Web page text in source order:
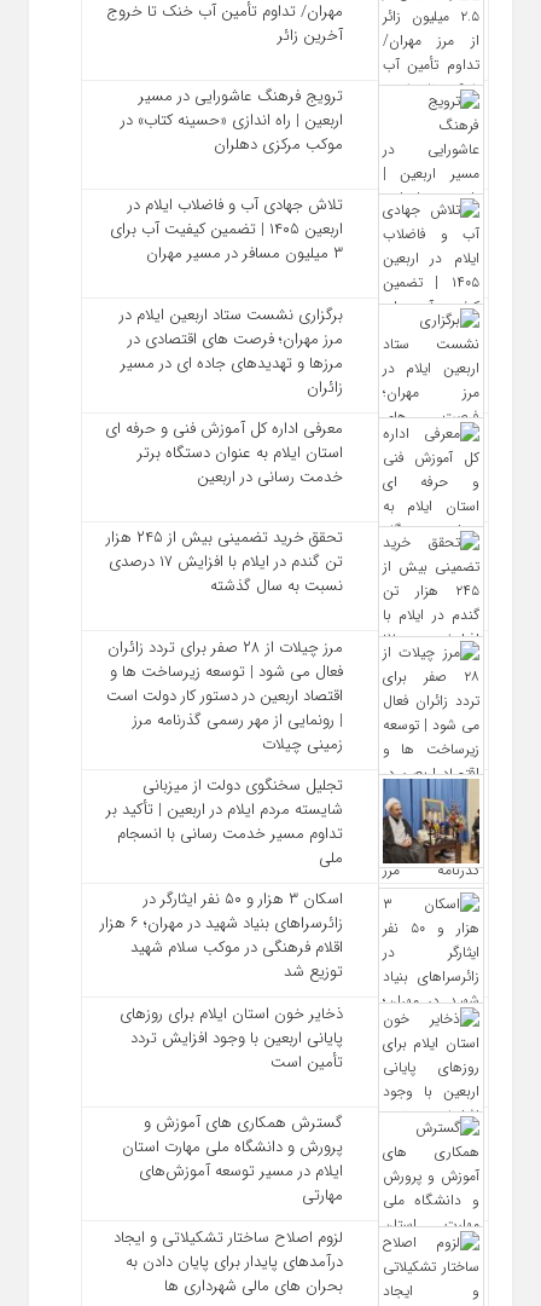
مهران/ تداوم تأمین آب خنک تا خروج
آخرین زائر
ترویج فرهنگ عاشورایی در مسیر
اربعین | راه‌ اندازی «حسینه کتاب» در
موکب مرکزی دهلران
تلاش جهادی آب و فاضلاب ایلام در
اربعین ۱۴۰۵ | تضمین کیفیت آب برای
۳ میلیون مسافر در مسیر مهران
برگزاری نشست ستاد اربعین ایلام در
مرز مهران؛ فرصت‌ های اقتصادی در
مرزها و تهدیدهای جاده‌ ای در مسیر
زائران
معرفی اداره کل آموزش فنی و حرفه‌ ای
استان ایلام به‌ عنوان دستگاه برتر
خدمت‌ رسانی در اربعین
تحقق خرید تضمینی بیش از ۲۴۵ هزار
تن گندم در ایلام با افزایش ۱۷ درصدی
نسبت به سال گذشته
مرز چیلات از ۲۸ صفر برای تردد زائران
فعال می‌ شود | توسعه زیرساخت‌ ها و
اقتصاد اربعین در دستور کار دولت است
| رونمایی از مهر رسمی گذرنامه مرز
زمینی چیلات
تجلیل سخنگوی دولت از میزبانی
شایسته مردم ایلام در اربعین | تأکید بر
تداوم مسیر خدمت‌ رسانی با انسجام
ملی
اسکان ۳ هزار و ۵۰ نفر ایثارگر در
زائرسراهای بنیاد شهید در مهران؛ ۶ هزار
اقلام فرهنگی در موکب سلام شهید
توزیع شد
ذخایر خون استان ایلام برای روزهای
پایانی اربعین با وجود افزایش تردد
تأمین است
گسترش همکاری‌ های آموزش و
پرورش و دانشگاه ملی مهارت استان
ایلام در مسیر توسعه آموزش‌های
مهارتی
لزوم اصلاح ساختار تشکیلاتی و ایجاد
درآمدهای پایدار برای پایان دادن به
بحران‌ های مالی شهرداری‌ ها